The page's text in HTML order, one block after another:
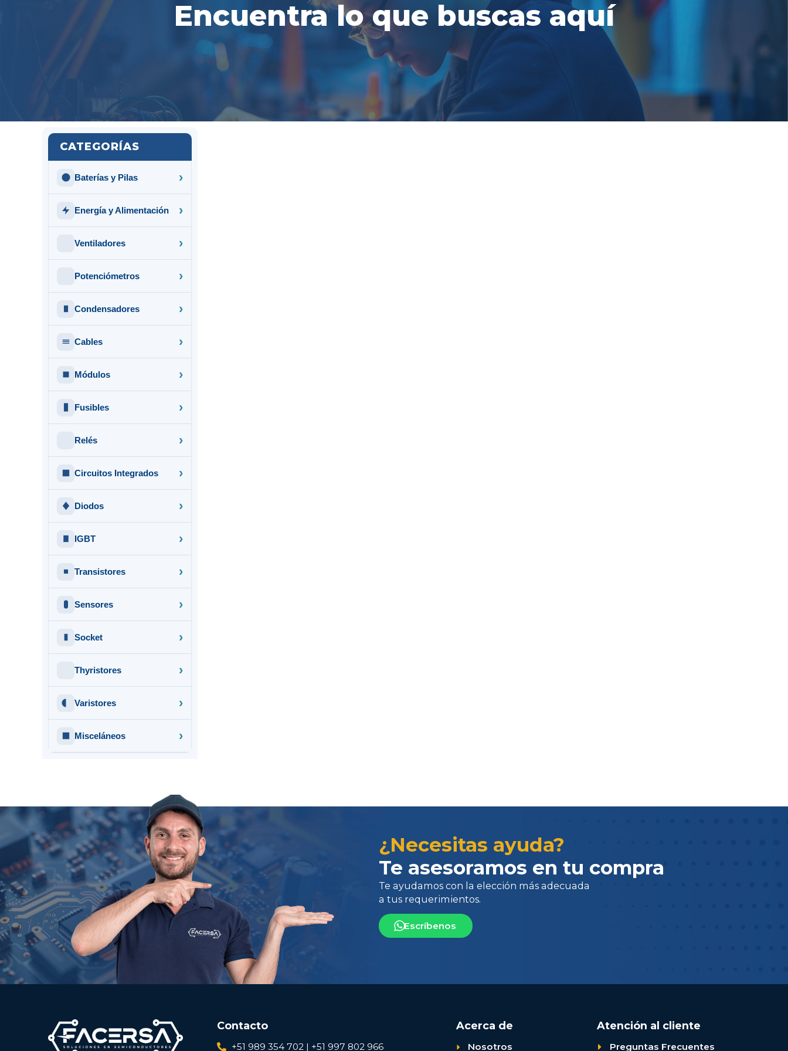
Encuentra lo que buscas aquí
CATEGORÍAS
Baterías y Pilas
Energía y Alimentación
Ventiladores
Potenciómetros
Condensadores
Cables
Módulos
Fusibles
Relés
Circuitos Integrados
Diodos
IGBT
Transistores
Sensores
Socket
Thyristores
Varistores
Misceláneos
¿Necesitas ayuda?
Te asesoramos en tu compra
a tus requerimientos.
Escríbenos
Contacto
+51 989 354 702 | +51 997 802 966
Acerca de
Nosotros
Atención al cliente
Preguntas Frecuentes